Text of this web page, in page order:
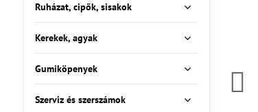
Ruházat, cipők, sisakok
Kerekek, agyak
Gumiköpenyek
Szerviz és szerszámok